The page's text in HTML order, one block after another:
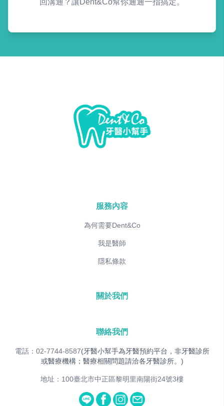
回溝通？讓Dent&Co幫你通通一指搞定。
服務內容
為何需要Dent&Co
我是醫師
隱私條款
關於我們
聯絡我們
電話：02-7744-8587(牙醫小幫手為牙醫預約平台，非牙醫診所
或醫療機構；醫療相關問題請洽各牙醫診所。)
地址：100臺北市中正區黎明里南陽街24號3樓